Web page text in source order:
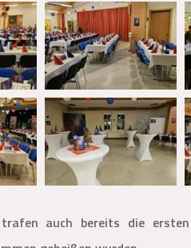
auch bereits die